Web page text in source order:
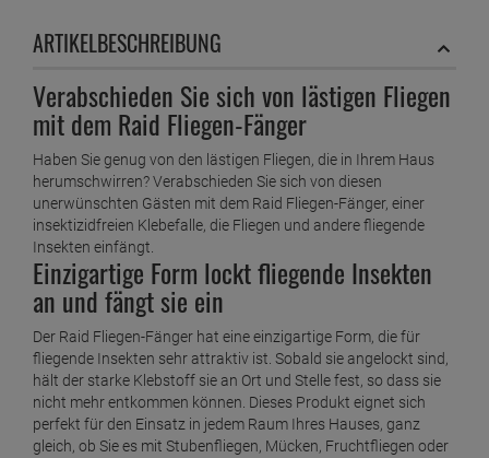
ARTIKELBESCHREIBUNG
Verabschieden Sie sich von lästigen Fliegen
mit dem Raid Fliegen-Fänger
Haben Sie genug von den lästigen Fliegen, die in Ihrem Haus
herumschwirren? Verabschieden Sie sich von diesen
unerwünschten Gästen mit dem Raid Fliegen-Fänger, einer
insektizidfreien Klebefalle, die Fliegen und andere fliegende
Insekten einfängt.
Einzigartige Form lockt fliegende Insekten
an und fängt sie ein
Der Raid Fliegen-Fänger hat eine einzigartige Form, die für
fliegende Insekten sehr attraktiv ist. Sobald sie angelockt sind,
hält der starke Klebstoff sie an Ort und Stelle fest, so dass sie
nicht mehr entkommen können. Dieses Produkt eignet sich
perfekt für den Einsatz in jedem Raum Ihres Hauses, ganz
gleich, ob Sie es mit Stubenfliegen, Mücken, Fruchtfliegen oder